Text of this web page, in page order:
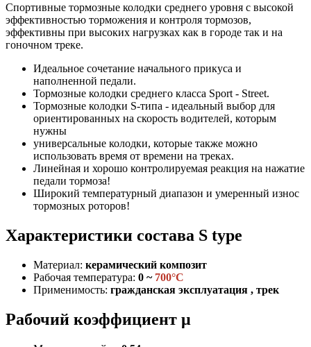
Спортивные тормозные колодки среднего уровня с высокой
эффективностью торможения и контроля тормозов,
эффективны при высоких нагрузках как в городе так и на
гоночном треке.
Идеальное сочетание начального прикуса и
наполненной педали.
Тормозные колодки среднего класса Sport - Street.
Тормозные колодки S-типа - идеальный выбор для
ориентированных на скорость водителей, которым
нужны
универсальные колодки, которые также можно
использовать время от времени на треках.
Линейная и хорошо контролируемая реакция на нажатие
педали тормоза!
Широкий температурный диапазон и умеренный износ
тормозных роторов!
Характеристики состава S type
Материал: керамический композит
Рабочая температура: 0 ~ 700°C
Применимость: гражданская эксплуатация , трек
Рабочий коэффициент μ